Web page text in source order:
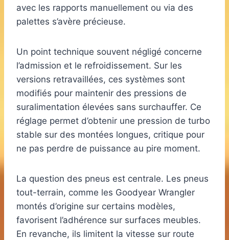
avec les rapports manuellement ou via des
palettes s’avère précieuse.
Un point technique souvent négligé concerne
l’admission et le refroidissement. Sur les
versions retravaillées, ces systèmes sont
modifiés pour maintenir des pressions de
suralimentation élevées sans surchauffer. Ce
réglage permet d’obtenir une pression de turbo
stable sur des montées longues, critique pour
ne pas perdre de puissance au pire moment.
La question des pneus est centrale. Les pneus
tout-terrain, comme les Goodyear Wrangler
montés d’origine sur certains modèles,
favorisent l’adhérence sur surfaces meubles.
En revanche, ils limitent la vitesse sur route